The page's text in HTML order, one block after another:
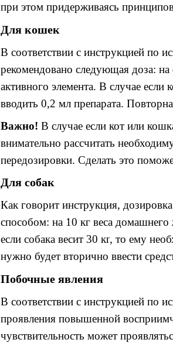
при этом придерживаясь
Для кошек
В соответствии с инструкцией по
рекомендовано следующая доза: на
активного элемента. В случае если
вводить 0,2 мл препарата.
Важно! В случае если кот или
внимательно рассчитать
передозировки. Сделать это
Для собак
Как говорит инструкция,
способом: на 10 кг веса домашнего
если собака весит 30 кг, то ему н
нужно будет вторично ввести
Побочные явления
В соответствии с инструкцией по
проявления повышенной
чувствительность может